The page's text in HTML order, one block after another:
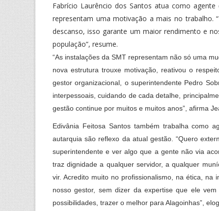
Fabrício Laurêncio dos Santos atua como
representam uma motivação a mais no trabalho.
descanso, isso garante um maior rendimento e
população”, resume.
“As instalações da SMT representam não só uma
nova estrutura trouxe motivação, reativou o
gestor organizacional, o superintendente Pedro
interpessoais, cuidando de cada detalhe,
gestão continue por muitos e muitos anos”, afirma
Edivânia Feitosa Santos também trabalha como
autarquia são reflexo da atual gestão. “Quero
superintendente e ver algo que a gente não via
traz dignidade a qualquer servidor, a qualquer
vir. Acredito muito no profissionalismo, na ética, na
nosso gestor, sem dizer da expertise que ele
possibilidades, trazer o melhor para Alagoinhas”,